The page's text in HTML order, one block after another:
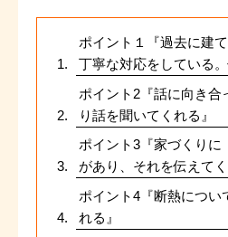
ポイント１『過去に建
丁寧な対応をしている
ポイント2『話に向き合
り話を聞いてくれる』
ポイント3『家づくりに
があり、それを伝えてく
ポイント4『断熱につい
れる』